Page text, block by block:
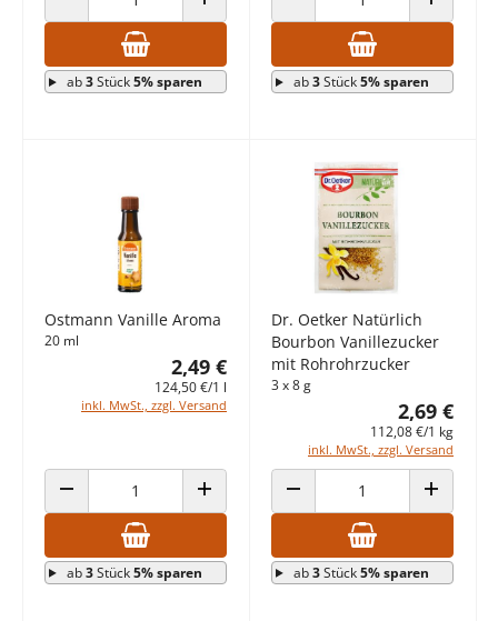
ANZAHL VERRINGERN ANZAHL ERHÖHEN
ab3Stück5% sparen
ANZAHL VERRINGERN ANZAHL
ab3Stück5% sparen
Ostmann Vanille Aroma
20 ml
2,49 €
124,50 €/1 l
inkl. MwSt., zzgl. Versand
ANZAHL VERRINGERN ANZAHL ERHÖHEN
ab3Stück5% sparen
Dr. Oetker Natürlich
Bourbon Vanillezucker
mit Rohrohrzucker
3 x 8 g
2,69 €
112,08 €/1 kg
inkl. MwSt., zzgl. Versand
ANZAHL VERRINGERN ANZAHL
ab3Stück5% sparen